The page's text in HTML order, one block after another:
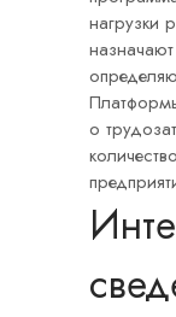
нагрузки
о